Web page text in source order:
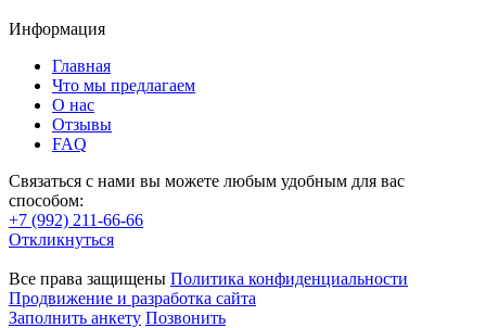
Информация
Главная
Что мы предлагаем
О нас
Отзывы
FAQ
Связаться с нами вы можете любым удобным для вас
способом:
+7 (992) 211-66-66
Откликнуться
Все права защищены Политика конфиденциальности
Продвижение и разработка сайта
Заполнить анкету Позвонить